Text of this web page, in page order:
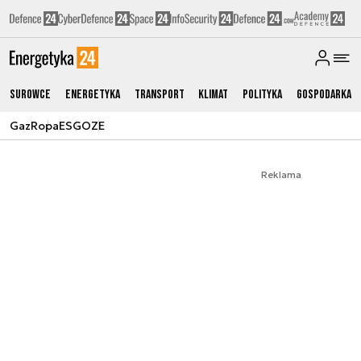
Surowce Energetyka Transport Klimat Polityka Gospodarka
GazRopaESGOZE
Reklama